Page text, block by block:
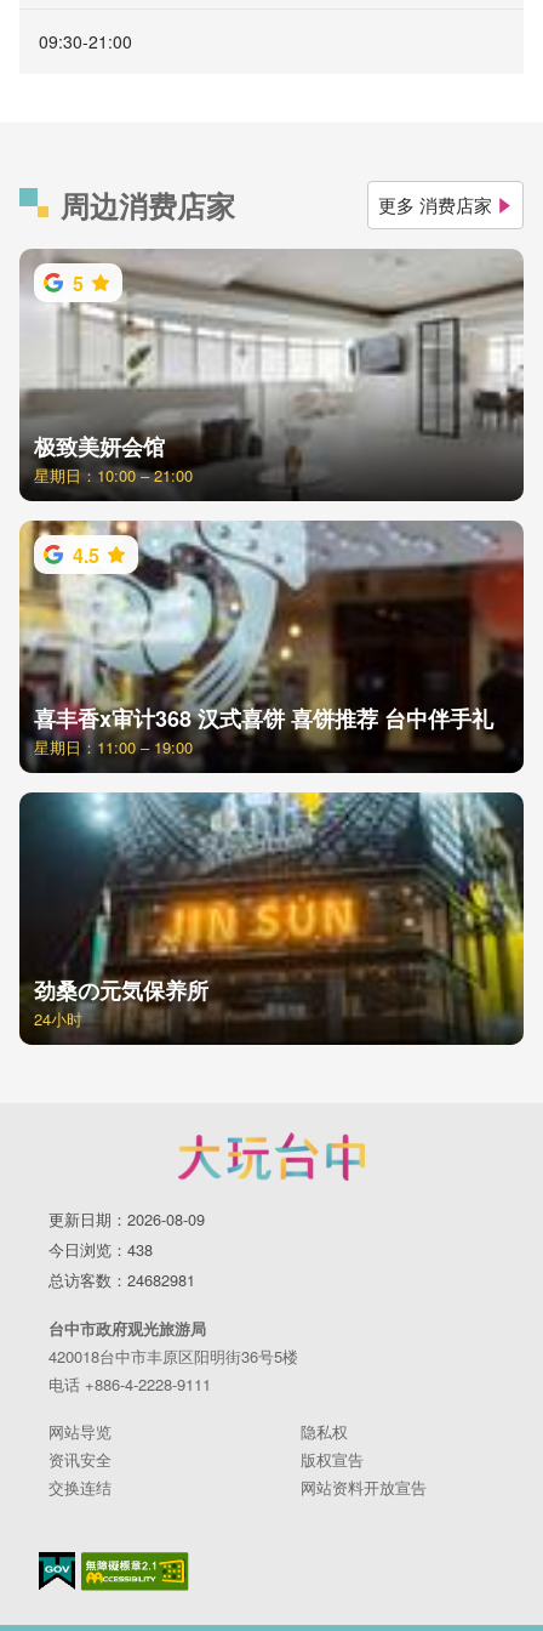
09:30-21:00
周边消费店家 更多 消费店家
5
极致美妍会馆
星期日：10:00 – 21:00
4.5
喜丰香x审计368 汉式喜饼 喜饼推荐 台中伴手礼
星期日：11:00 – 19:00
劲桑の元気保养所
24小时
更新日期：2026-08-09
今日浏览：438
总访客数：24682981
台中市政府观光旅游局
420018台中市丰原区阳明街36号5楼
电话 +886-4-2228-9111
网站导览
隐私权
资讯安全
版权宣告
交换连结
网站资料开放宣告